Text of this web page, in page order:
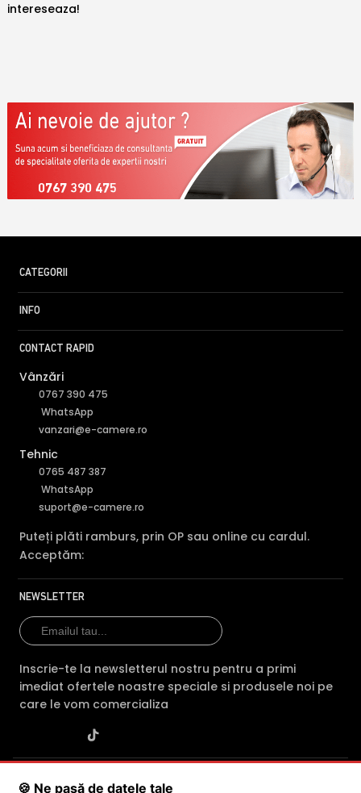
intereseaza!
0767 390 475
CATEGORII
INFO
CONTACT RAPID
Vânzări
0767 390 475
WhatsApp
vanzari@e-camere.ro
Tehnic
0765 487 387
WhatsApp
suport@e-camere.ro
Puteți plăti ramburs, prin OP sau online cu cardul.
Acceptăm:
NEWSLETTER
Inscrie-te la newsletterul nostru pentru a primi
imediat ofertele noastre speciale si produsele noi pe
care le vom comercializa
SC POLITES ONLINE SRL
🍪 Ne pasă de datele tale